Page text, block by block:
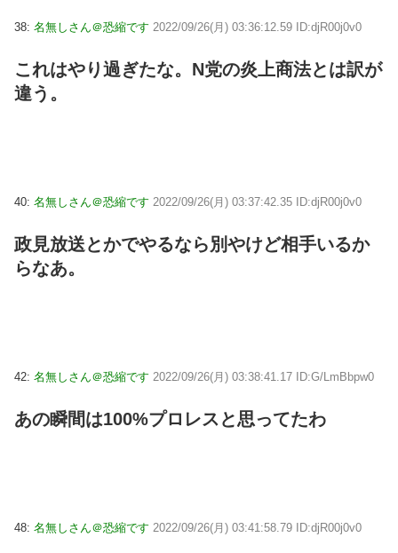
38: 名無しさん＠恐縮です 2022/09/26(月) 03:36:12.59 ID:djR00j0v0
これはやり過ぎたな。N党の炎上商法とは訳が
違う。
40: 名無しさん＠恐縮です 2022/09/26(月) 03:37:42.35 ID:djR00j0v0
政見放送とかでやるなら別やけど相手いるか
らなあ。
42: 名無しさん＠恐縮です 2022/09/26(月) 03:38:41.17 ID:G/LmBbpw0
あの瞬間は100%プロレスと思ってたわ
48: 名無しさん＠恐縮です 2022/09/26(月) 03:41:58.79 ID:djR00j0v0